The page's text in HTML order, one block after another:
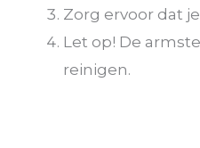
Zorg ervoor dat
Let op! De
reinigen.